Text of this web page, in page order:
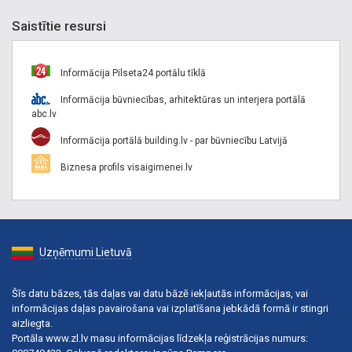
Saistītie resursi
Informācija Pilseta24 portālu tīklā
Informācija būvniecības, arhitektūras un interjera portālā
abc.lv
Informācija portālā building.lv - par būvniecību Latvijā
Biznesa profils visaigimenei.lv
Uzņēmumi Lietuvā
Šīs datu bāzes, tās daļas vai datu bāzē iekļautās informācijas, vai
informācijas daļas pavairošana vai izplatīšana jebkādā formā ir stingri
aizliegta.
Portāla www.zl.lv masu informācijas līdzekļa reģistrācijas numurs: